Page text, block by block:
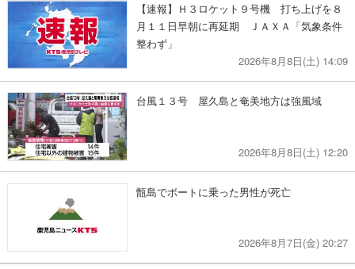
【速報】Ｈ３ロケット９号機 打ち上げを８
月１１日早朝に再延期 ＪＡＸＡ「気象条件
整わず」
2026年8月8日(土) 14:09
台風１３号 屋久島と奄美地方は強風域
2026年8月8日(土) 12:20
甑島でボートに乗った男性が死亡
2026年8月7日(金) 20:27